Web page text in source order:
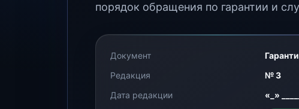
порядок обращения по гарантии и
Документ
Редакция
№ 3
Дата редакции
«_»